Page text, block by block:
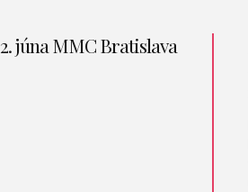
2. júna MMC Bratislava